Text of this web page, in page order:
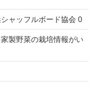
ャッフルボード協会 0
製野菜の栽培情報がい